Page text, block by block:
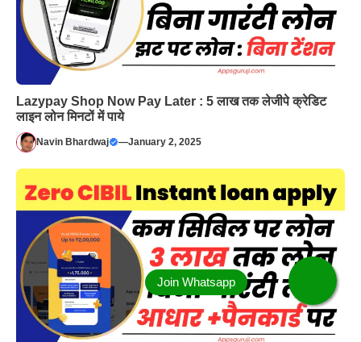
Lazypay Shop Now Pay Later : 5 लाख तक लेजीपे क्रेडिट
लाइन लोन मिनटों में पाये
Navin Bhardwaj —January 2, 2025